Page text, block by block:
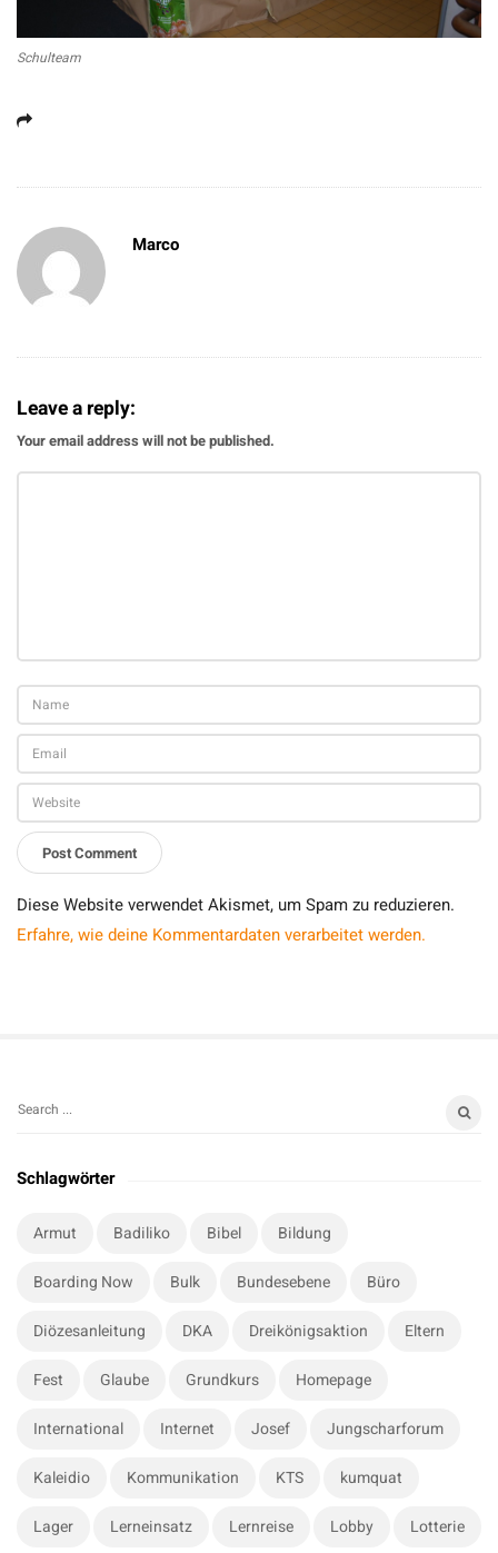
Schulteam
Marco
Leave a reply:
Your email address will not be published.
Diese Website verwendet Akismet, um Spam zu reduzieren.
Erfahre, wie deine Kommentardaten verarbeitet werden.
S
t
S
a
Schlagwörter
Armut Badiliko Bibel Bildung
Boarding Now Bulk Bundesebene Büro
Diözesanleitung DKA Dreikönigsaktion Eltern
Fest Glaube Grundkurs Homepage
International Internet Josef Jungscharforum
Kaleidio Kommunikation KTS kumquat
Lager Lerneinsatz Lernreise Lobby Lotterie